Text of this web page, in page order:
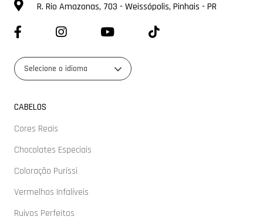
R. Rio Amazonas, 703 - Weissópolis, Pinhais - PR
Selecione o idioma
CABELOS
Cores Reais
Chocolates Especiais
Coloração Puríssi
Vermelhos Infalíveis
Ruivos Perfeitos